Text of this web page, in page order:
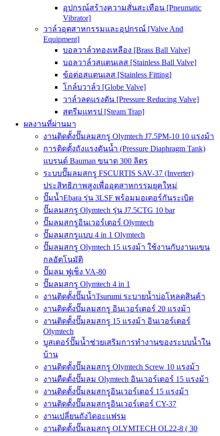
อุปกรณ์สร้างความสั่นสะเทือน [Pneumatic
Vibrator]
วาล์วอุตสาหกรรมและอุปกรณ์ [Valve And
Equipment]
บอลวาล์วทองเหลือง [Brass Ball Valve]
บอลวาล์วสแตนเลส [Stainless Ball Valve]
ข้อต่อสแตนเลส [Stainless Fitting]
โกล์บวาล์ว [Globe Valve]
วาล์วลดแรงดัน [Pressure Reducing Valve]
สตรีมแทรป [Steam Trap]
ผลงานที่ผ่านมา
งานติดตั้งปั๊มลมสกรู Olymtech J7.5PM-10 10 แรงม้า
การติดตั้งถังแรงดันน้ำ (Pressure Diaphragm Tank)
แบรนด์ Bauman ขนาด 300 ลิตร
ระบบปั๊มลมสกรู FSCURTIS SAV-37 (Inverter)
ประสิทธิภาพสูงเพื่ออุตสาหกรรมยุคใหม่
ปั๊มน้ำEbara รุ่น 3LSF พร้อมมอเตอร์กันระเบิด
ปั๊มลมสกรู Olymtech รุ่น J7.5CTG 10 bar
ปั๊มลมสกรูอินเวอร์เตอร์ Olymtech
ปั๊มลมสกรูแบบ 4 in 1 Olymtech
ปั๊มลมสกรู Olymtech 15 แรงม้า ใช้งานกับงานแขน
กลอัตโนมัติ
ปั๊มลม ฟูเช็ง VA-80
ปั๊มลมสกรู Olymtech 4 in 1
งานติดตั้งปั๊มน้ำTsurumi ระบายน้ำบ่อโหลดสินค้า
งานติดตั้งปั๊มลมสกรู อินเวอร์เตอร์ 20 แรงม้า
งานติดตั้งปั๊มลมสกรู 15 แรงม้า อินเวอร์เตอร์
Olymtech
บูสเตอร์ปั๊มน้ำช่วยเสริมการทำงานของระบบน้ำใน
บ้าน
งานติดตั้งปั๊มลมสกรู Olymtech Screw 10 แรงม้า
งานตืดตั้งปั๊มลม Olymtech อินเวอร์เตอร์ 15 แรงม้า
งานติดตั้งปั๊มลมสกรูอินเวอร์เตอร์ 15 แรงม้า
งานติดตั้งปั๊มลมสกรูอินเวอร์เตอร์ CY-37
งานเปลี่ยนถังไดอะแฟรม
งานติดตั้งปั๊มลมสกรู OLYMTECH OL22-8 ( 30